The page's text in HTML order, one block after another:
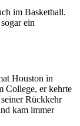
im Basketball.
ein
Houston in
College, er kehrte
Rückkehr
kam immer